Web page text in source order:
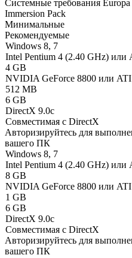
Системные требования
Immersion Pack
Минимальные
Рекомендуемые
Windows 8, 7
Intel Pentium 4 (2.40 GHz)
4 GB
NVIDIA GeForce 8800 или ATI
512 MB
6 GB
DirectX 9.0c
Совместимая с DirectX
Авторизируйтесь для
вашего ПК
Windows 8, 7
Intel Pentium 4 (2.40 GHz)
8 GB
NVIDIA GeForce 8800 или ATI
1 GB
6 GB
DirectX 9.0c
Совместимая с DirectX
Авторизируйтесь для
вашего ПК